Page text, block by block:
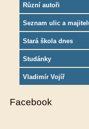
Různí autoři
Seznam ulic a
Stará škola dnes
Studánky
Vladimír Vojíř
Facebook